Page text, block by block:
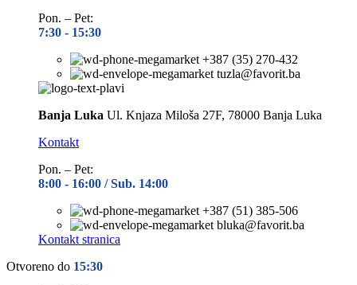
Pon. – Pet:
7:30 - 15:30
+387 (35) 270-432
tuzla@favorit.ba
Banja Luka Ul. Knjaza Miloša 27F, 78000 Banja Luka
Kontakt
Pon. – Pet:
8:00 - 16:00 / Sub. 14:00
+387 (51) 385-506
bluka@favorit.ba
Kontakt stranica
Otvoreno do 15:30